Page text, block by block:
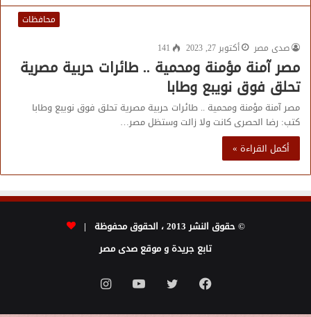
محافظات
صدى مصر
أكتوبر 27, 2023 141
مصر آمنة مؤمنة ومحمية .. طائرات حربية مصرية
تحلق فوق نويبع وطابا
مصر آمنة مؤمنة ومحمية .. طائرات حربية مصرية تحلق فوق نويبع وطابا
كتب: رضا الحصرى كانت ولا زالت وستظل مصر…
أكمل القراءة »
© حقوق النشر 2013 ، الحقوق محفوظة |
تابع جريدة و موقع صدى مصر
فيسبوك تويتر يوتيوبانستقرام